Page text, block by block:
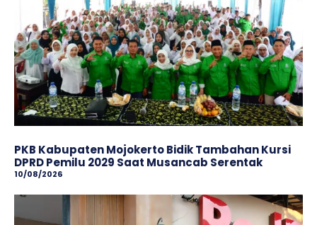
PKB Kabupaten Mojokerto Bidik Tambahan Kursi
DPRD Pemilu 2029 Saat Musancab Serentak
10/08/2026